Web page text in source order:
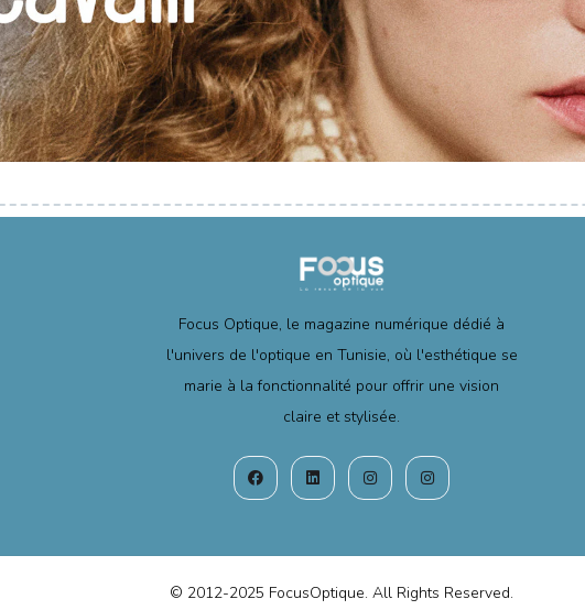
Focus Optique, le magazine numérique dédié à
l'univers de l'optique en Tunisie, où l'esthétique se
marie à la fonctionnalité pour offrir une vision
claire et stylisée.
© 2012-2025 FocusOptique. All Rights Reserved.